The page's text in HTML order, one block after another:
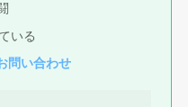
いる
問い合わせ